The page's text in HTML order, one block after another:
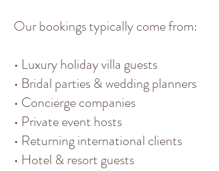
Our bookings typically come from:
• Luxury holiday villa guests
• Bridal parties & wedding planners
• Concierge companies
• Private event hosts
• Returning international clients
• Hotel & resort guests